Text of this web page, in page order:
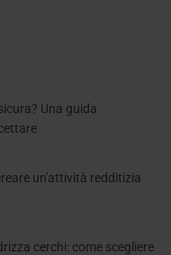
Una guida
un'attività redditizia
cerchi: come scegliere